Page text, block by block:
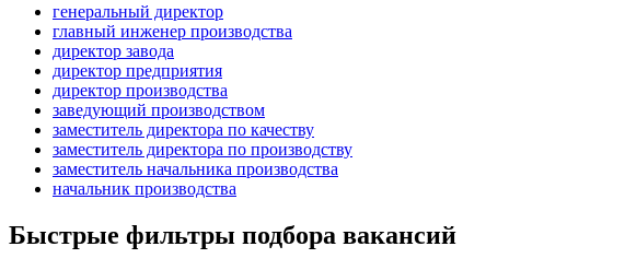
генеральный директор
главный инженер производства
директор завода
директор предприятия
директор производства
заведующий производством
заместитель директора по качеству
заместитель директора по производству
заместитель начальника производства
начальник производства
Быстрые фильтры подбора вакансий